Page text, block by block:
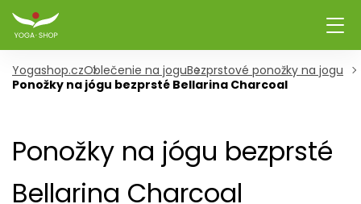
Yogashop.czOblečenie na joguBezprstové ponožky na jogu
Ponožky na jógu bezprsté Bellarina Charcoal
Ponožky na jógu bezprsté
Bellarina Charcoal